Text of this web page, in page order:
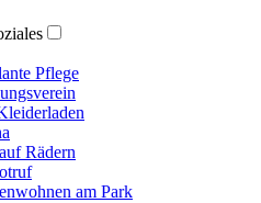
Pflege
Rädern
am Park